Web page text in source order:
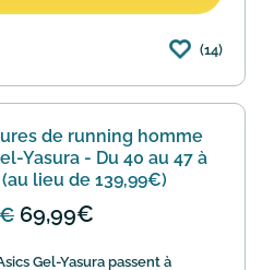
(14)
de running homme
Yasura - Du 40 au 47 à
lieu de 139,99€)
69,99€
Gel-Yasura passent à